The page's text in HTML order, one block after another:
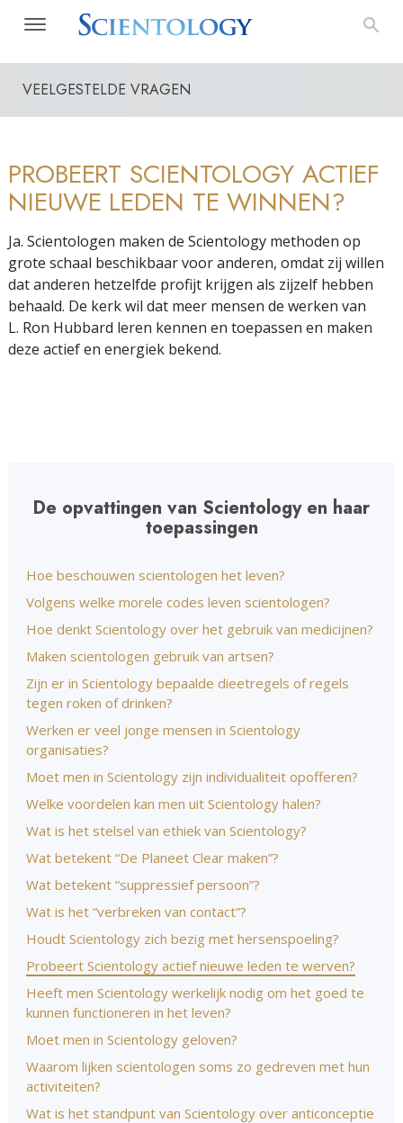
VEELGESTELDE VRAGEN
PROBEERT SCIENTOLOGY ACTIEF
NIEUWE LEDEN TE WINNEN?
Ja. Scientologen maken de Scientology methoden op
grote schaal beschikbaar voor anderen, omdat zij willen
dat anderen hetzelfde profijt krijgen als zijzelf hebben
behaald. De kerk wil dat meer mensen de werken van
L. Ron Hubbard leren kennen en toepassen en maken
deze actief en energiek bekend.
De opvattingen van Scientology en haar
toepassingen
Hoe beschouwen scientologen het leven?
Volgens welke morele codes leven scientologen?
Hoe denkt Scientology over het gebruik van medicijnen?
Maken scientologen gebruik van artsen?
Zijn er in Scientology bepaalde dieetregels of regels
tegen roken of drinken?
Werken er veel jonge mensen in Scientology
organisaties?
Moet men in Scientology zijn individualiteit opofferen?
Welke voordelen kan men uit Scientology halen?
Wat is het stelsel van ethiek van Scientology?
Wat betekent “De Planeet Clear maken”?
Wat betekent “suppressief persoon”?
Wat is het “verbreken van contact”?
Houdt Scientology zich bezig met hersenspoeling?
Probeert Scientology actief nieuwe leden te werven?
Heeft men Scientology werkelijk nodig om het goed te
kunnen functioneren in het leven?
Moet men in Scientology geloven?
Waarom lijken scientologen soms zo gedreven met hun
activiteiten?
Wat is het standpunt van Scientology over anticonceptie